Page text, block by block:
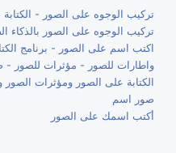
تركيب الوجوه على الصور -
تركيب الوجوه على الصور بالذكاء
اكتب اسم على الصور - برنامج
واطارات للصور - مؤثرات للصور -
الكتابة على الصور ومؤثرات
صور اسم
أكتب اسمك على الصور